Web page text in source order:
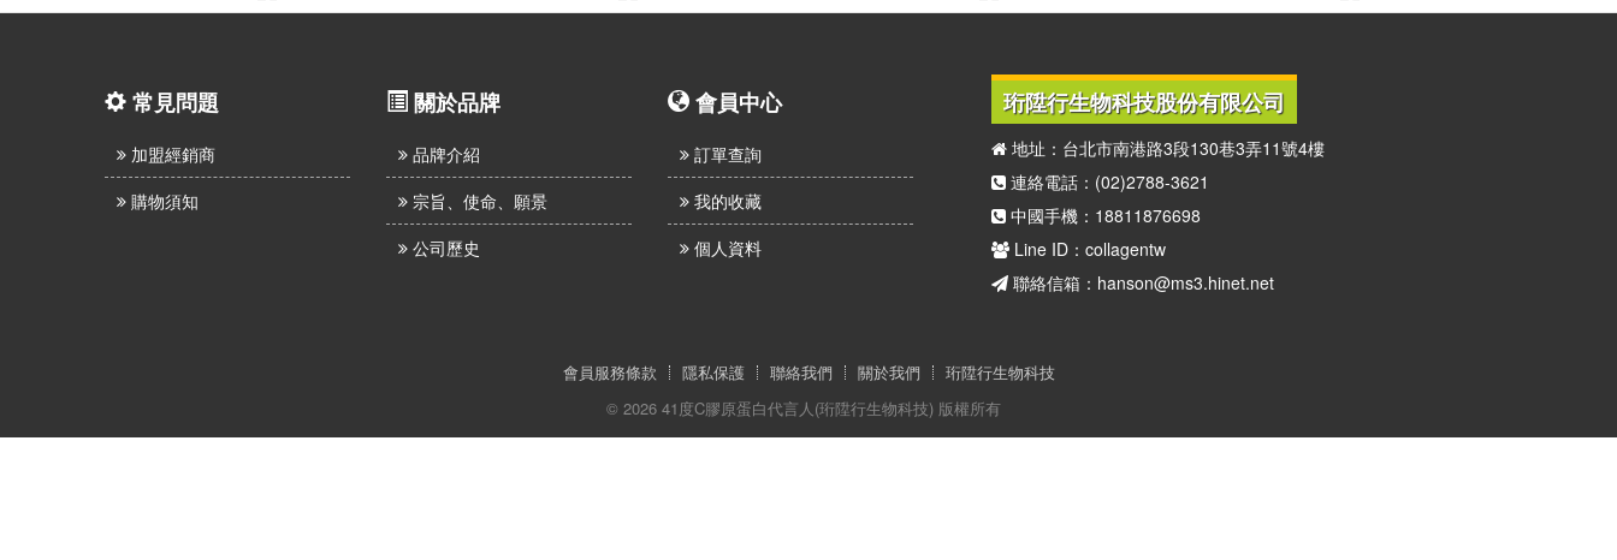
常見問題
加盟經銷商
購物須知
關於品牌
品牌介紹
宗旨、使命、願景
公司歷史
會員中心
訂單查詢
我的收藏
個人資料
珩陞行生物科技股份有限公司
地址：台北市南港路3段130巷3弄11號4樓
連絡電話：(02)2788-3621
中國手機：18811876698
Line ID：collagentw
聯絡信箱：hanson@ms3.hinet.net
會員服務條款 隱私保護 聯絡我們 關於我們
珩陞行生物科技
© 2026 41度C膠原蛋白代言人(珩陞行生物科技) 版權所有